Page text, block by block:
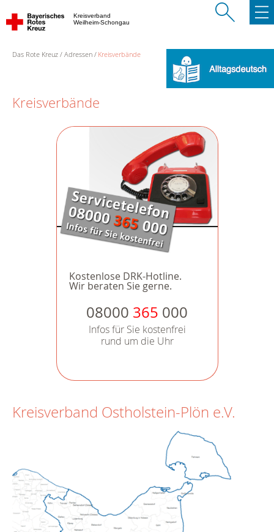
Kreisverband
Weilheim-Schongau
Das Rote Kreuz Adressen Kreisverbände
Kreisverbände
Kostenlose DRK-Hotline.
Wir beraten Sie gerne.
08000 365 000
Infos für Sie kostenfrei
rund um die Uhr
Kreisverband Ostholstein-Plön e.V.